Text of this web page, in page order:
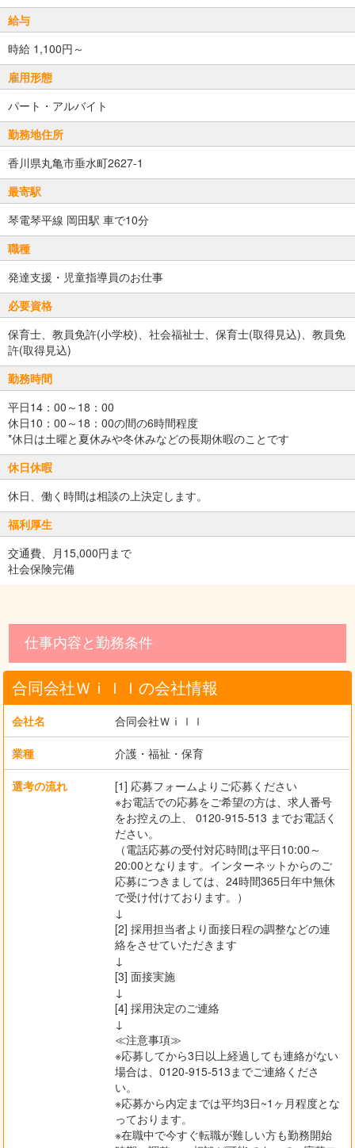
給与
時給 1,100円～
雇用形態
パート・アルバイト
勤務地住所
香川県丸亀市垂水町2627-1
最寄駅
琴電琴平線 岡田駅 車で10分
職種
発達支援・児童指導員のお仕事
必要資格
保育士、教員免許(小学校)、社会福祉士、保育士(取得見込)、教員免
許(取得見込)
勤務時間
平日14：00～18：00
休日10：00～18：00の間の6時間程度
*休日は土曜と夏休みや冬休みなどの長期休暇のことです
休日休暇
休日、働く時間は相談の上決定します。
福利厚生
交通費、月15,000円まで
社会保険完備
仕事内容と勤務条件
合同会社Ｗｉｌｌの会社情報
会社名 合同会社Ｗｉｌｌ
業種 介護・福祉・保育
選考の流れ
[1] 応募フォームよりご応募ください
※お電話での応募をご希望の方は、求人番号
をお控えの上、 0120-915-513 までお電話く
ださい。
（電話応募の受付対応時間は平日10:00～
20:00となります。インターネットからのご
応募につきましては、24時間365日年中無休
で受け付けております。）
↓
[2] 採用担当者より面接日程の調整などの連
絡をさせていただきます
↓
[3] 面接実施
↓
[4] 採用決定のご連絡
↓
≪注意事項≫
※応募してから3日以上経過しても連絡がない
場合は、0120-915-513までご連絡くださ
い。
※応募から内定までは平均3日~1ヶ月程度とな
っております。
※在職中で今すぐ転職が難しい方も勤務開始